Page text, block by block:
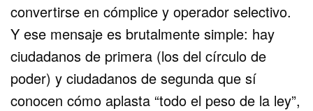
convertirse en cómplice y operador selectivo.
Y ese mensaje es brutalmente simple: hay
ciudadanos de primera (los del círculo de
poder) y ciudadanos de segunda que sí
conocen cómo aplasta “todo el peso de la ley”,